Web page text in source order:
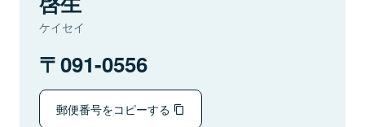
ケイセイ
091-0556
郵便番号をコピーする